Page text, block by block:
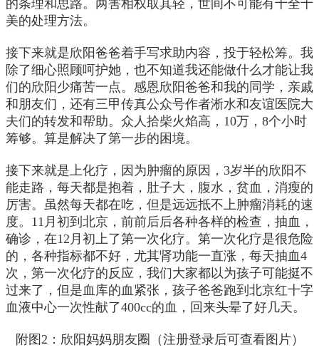
的条理和思路。两害相权取其轻，世间不可能有十全十
美的处理方法。
接下来就是欣阳爸爸着手写求助内容，投于轻松筹。我
除了细心照顾呵护她，也不知道我还能做什么才能让我
们的欣阳少痛苦一点。感恩欣阳爸爸和我的同学，亲戚
和朋友们，还有三甲传真公众号作者淅水和友谊医院大
夫们的转发和帮助。众人拾柴火焰高，10万，8个小时
筹够。算是解决了第一步的困境。
接下来就是上化疗，因为肿瘤的原因，3岁半的欣阳不
能走路，每天都是抱着，肚子大，腹水，贫血，消瘦的
厉害。虽然每天都在吃，但是远远抵不上肿瘤消耗的速
度。11月初到北京，前前后后各种各样的检查，抽血，
确诊，在12月初上了第一次化疗。第一次化疗是很危险
的，各种指标都不好，尤其肾功能一直涨，每天抽血4
次，第一次化疗的反应，我们大家都以为孩子可能挺不
过来了，但是血库的血紧张，孩子爸爸跑到北京红十字
血液中心一次性献了400cc的血，回来头晕了好几天。
附图2：欣阳妈妈朋友圈（注册登录后可查看图片）